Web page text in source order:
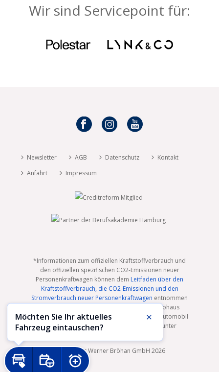
Wir sind Servicepoint für:
Newsletter AGB Datenschutz
Kontakt
Anfahrt
Impressum
*Informationen zum offiziellen Kraftstoffverbrauch und
den offiziellen spezifischen CO2-Emissionen neuer
Personenkraftwagen können dem Leitfaden über den
Kraftstoffverbrauch, die CO2-Emissionen und den
Stromverbrauch neuer Personenkraftwagen entnommen
werden, der an allen Verkaufsstellen der Autohaus
Werner Bröhan GmbH und bei der Deutschen Automobil
Treuhand GmbH unentgeltlich erhältlich ist unter
© Autohaus Werner Bröhan GmbH 2026
Inzahlungnahme
Möchten Sie Ihr aktuelles
Fahrzeug eintauschen?
Schließen
ProbefahrtPreiswecker